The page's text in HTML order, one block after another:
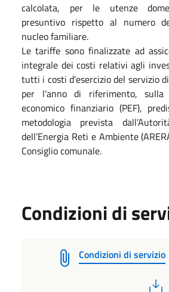
calcolata, per le utenze
presuntivo rispetto al numero
nucleo familiare.
Le tariffe sono finalizzate ad
integrale dei costi relativi agli
tutti i costi d’esercizio del servizio
per l’anno di riferimento,
economico finanziario (PEF),
metodologia prevista
dell’Energia Reti e Ambiente
Consiglio comunale.
Condizioni di
Condizioni di servizio